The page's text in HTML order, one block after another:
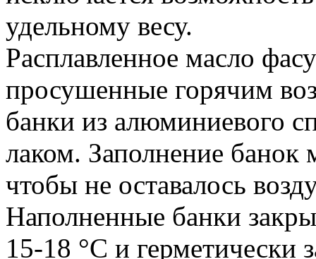
удельному весу.
Расплавленное масло
просушенные горячим
банки из алюминиевого
лаком. Заполнение банок
чтобы не оставалось
Наполненные банки
15-18 °С и герметически